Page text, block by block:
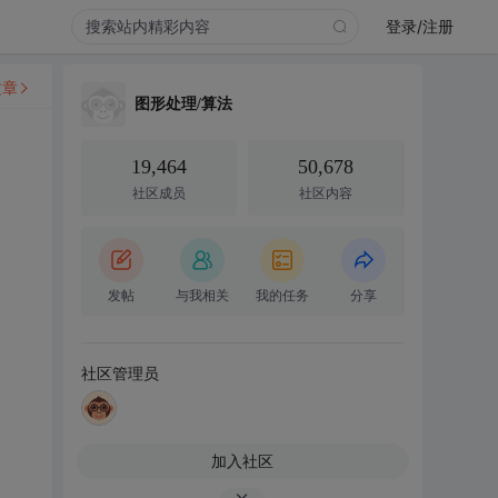
登录/注册
图形处理/算法
19,464
社区成员
50,678
社区内容
发帖 与我相关 我的任务 分享
社区管理员
加入社区